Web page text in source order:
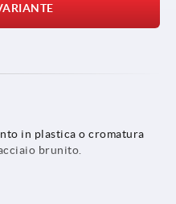
in plastica o cromatura
brunito.